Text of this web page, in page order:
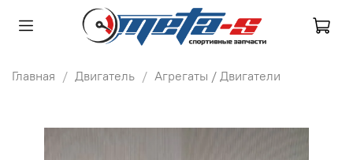
Главная Двигатель Агрегаты / Двигатели